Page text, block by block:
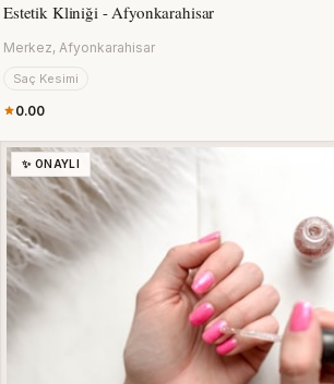
Estetik Kliniği - Afyonkarahisar
Merkez, Afyonkarahisar
Saç Kesimi
0.00
✨ ONAYLI